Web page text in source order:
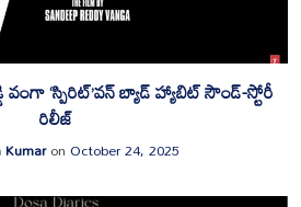
వంగా ‘స్పిరిట్’వన్ బ్యాడ్ హ్యాబిట్ సౌండ్-స్టోరీ
రిలీజ్
on October 24, 2025